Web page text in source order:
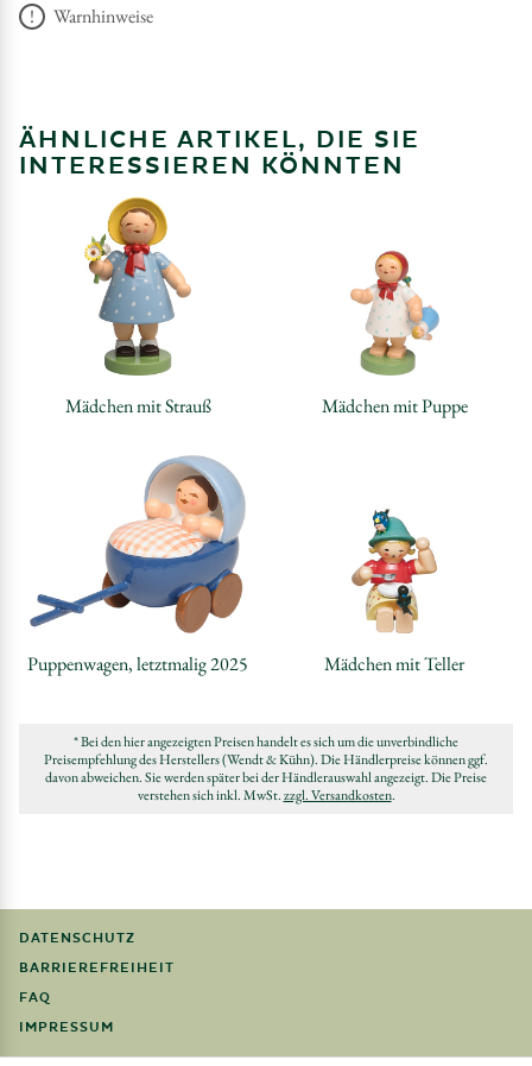
Warnhinweise
ÄHNLICHE ARTIKEL, DIE SIE
INTERESSIEREN KÖNNTEN
Mädchen mit Strauß Mädchen mit Puppe
Puppenwagen, letztmalig 2025 Mädchen mit Teller
* Bei den hier angezeigten Preisen handelt es sich um die unverbindliche
Preisempfehlung des Herstellers (Wendt & Kühn). Die Händlerpreise können ggf.
davon abweichen. Sie werden später bei der Händlerauswahl angezeigt. Die Preise
verstehen sich inkl. MwSt.zzgl. Versandkosten.
DATENSCHUTZ
BARRIEREFREIHEIT
FAQ
IMPRESSUM